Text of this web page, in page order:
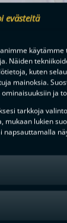
evästeitä
Näiden
kuten
mainoksia.
ja
tarkkoja
mukaan lukien